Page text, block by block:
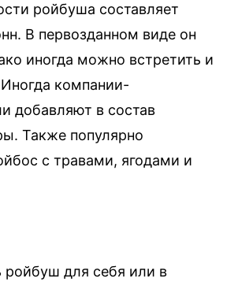
ройбуша составляет
В первозданном виде он
иногда можно встретить и
компании-
добавляют в состав
Также популярно
с травами, ягодами и
ройбуш для себя или в